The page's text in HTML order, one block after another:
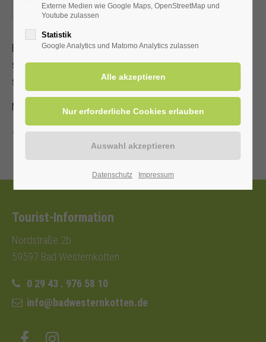
ORT: KURHALLE
EFT Klopfakupressur ist eine anerkannte Heilmethode, die
schnell erlernbar ist. Sie kann bei körperlichen und
seelischen Problemen eingesetzt werden.
Mit Kur-/ Einwohnerkarte 6,00 €, ohne 9,00 €
Zurück
Tourist-Information
Nordstraße 2b
59597 Bad Westernkotten
0 29 43 . 976 58 10
info@badwesternkotten.de
Externe Medien wie Google Maps, OpenStreetMap und
Youtube zulassen
Statistik
Google Analytics und Matomo Analytics zulassen
Datenschutz Impressum